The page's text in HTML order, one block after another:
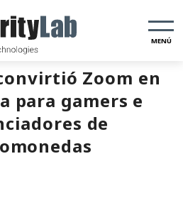
MENÚ
Zoom en
para gamers e
de